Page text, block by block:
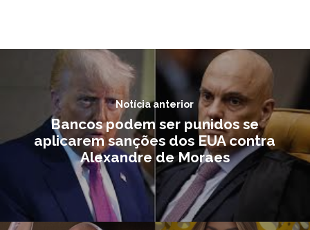
Notícia anterior
Bancos podem ser punidos se
aplicarem sanções dos EUA contra
Alexandre de Moraes